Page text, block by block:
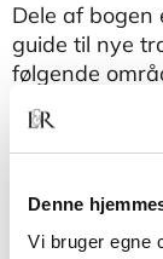
Denne
Vi bruger egne
Dele af
guide til nye
følgende
• Anlæg med
EN50110-1
• Måling af
af målte